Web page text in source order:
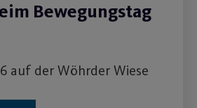
Bewegungstag
auf der Wöhrder Wiese